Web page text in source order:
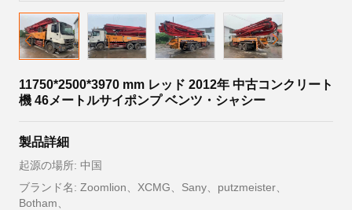
11750*2500*3970 mm レッド 2012年 中古コンクリート
機 46メートルサイポンプ ベンツ・シャシー
製品詳細
起源の場所: 中国
ブランド名: Zoomlion、XCMG、Sany、putzmeister、
Botham、